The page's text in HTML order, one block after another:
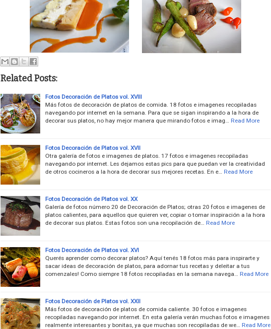
Related Posts:
Fotos Decoración de Platos vol. XVIII
Más fotos de decoración de platos de comida. 18 fotos e imagenes recopiladas
navegando por internet en la semana. Para que se sigan inspirando a la hora de
decorar sus platos, no hay mejor manera que mirando fotos e imag…
Read More
Fotos Decoración de Platos vol. XVII
Otra galería de fotos e imagenes de platos. 17 fotos e imagenes recopiladas
navegando por internet. Les dejamos estas pics para que puedan ver la creatividad
de otros cocineros a la hora de decorar sus mejores recetas. En e…
Read More
Fotos Decoración de Platos vol. XX
Galería de fotos número 20 de Decoración de Platos; otras 20 fotos e imagenes de
platos calientes, para aquellos que quieren ver, copiar o tomar inspiración a la hora
de decorar sus platos. Estas fotos son una recopilación de…
Read More
Fotos Decoración de Platos vol. XVI
Querés aprender como decorar platos? Aquí tenés 18 fotos más para inspirarte y
sacar ideas de decoración de platos, para adornar tus recetas y deleitar a tus
comenzales! Como siempre 18 fotos recopiladas en la semana navega…
Read More
Fotos Decoración de Platos vol. XXII
Más fotos de decoración de platos de comida caliente. 30 fotos e imagenes
recopiladas navegando por internet. En esta galería verán muchas fotos e imagenes
realmente interesantes y bonitas, ya que muchas son recopiladas de we…
Read More